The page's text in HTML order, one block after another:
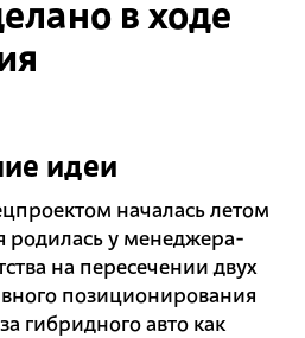
в ходе
идеи
началась летом
родилась у менеджера-
на пересечении двух
позиционирования
гибридного авто как